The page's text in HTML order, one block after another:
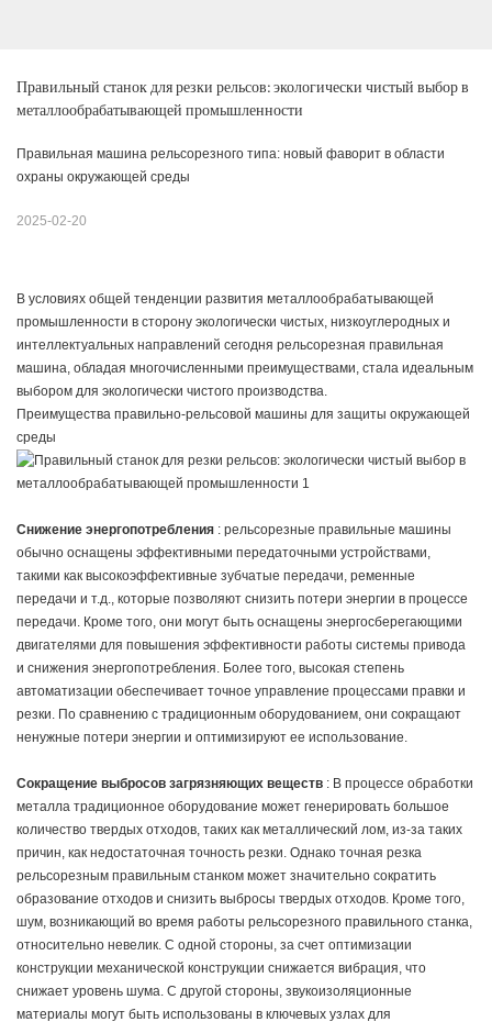
Правильный станок для резки рельсов: экологически чистый выбор в
металлообрабатывающей промышленности
Правильная машина рельсорезного типа: новый фаворит в области
охраны окружающей среды
2025-02-20
В условиях общей тенденции развития металлообрабатывающей
промышленности в сторону экологически чистых, низкоуглеродных и
интеллектуальных направлений сегодня рельсорезная правильная
машина, обладая многочисленными преимуществами, стала идеальным
выбором для экологически чистого производства.
Преимущества правильно-рельсовой машины для защиты окружающей
среды
Снижение энергопотребления : рельсорезные правильные машины
обычно оснащены эффективными передаточными устройствами,
такими как высокоэффективные зубчатые передачи, ременные
передачи и т.д., которые позволяют снизить потери энергии в процессе
передачи. Кроме того, они могут быть оснащены энергосберегающими
двигателями для повышения эффективности работы системы привода
и снижения энергопотребления. Более того, высокая степень
автоматизации обеспечивает точное управление процессами правки и
резки. По сравнению с традиционным оборудованием, они сокращают
ненужные потери энергии и оптимизируют ее использование.
Сокращение выбросов загрязняющих веществ : В процессе обработки
металла традиционное оборудование может генерировать большое
количество твердых отходов, таких как металлический лом, из-за таких
причин, как недостаточная точность резки. Однако точная резка
рельсорезным правильным станком может значительно сократить
образование отходов и снизить выбросы твердых отходов. Кроме того,
шум, возникающий во время работы рельсорезного правильного станка,
относительно невелик. С одной стороны, за счет оптимизации
конструкции механической конструкции снижается вибрация, что
снижает уровень шума. С другой стороны, звукоизоляционные
материалы могут быть использованы в ключевых узлах для